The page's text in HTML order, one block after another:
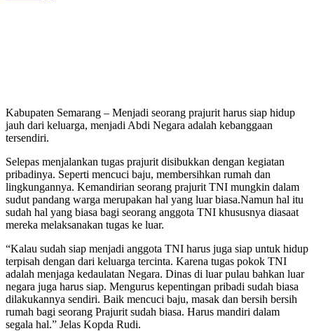
Kabupaten Semarang – Menjadi seorang prajurit harus siap hidup
jauh dari keluarga, menjadi Abdi Negara adalah kebanggaan
tersendiri.
Selepas menjalankan tugas prajurit disibukkan dengan kegiatan
pribadinya. Seperti mencuci baju, membersihkan rumah dan
lingkungannya. Kemandirian seorang prajurit TNI mungkin dalam
sudut pandang warga merupakan hal yang luar biasa.Namun hal itu
sudah hal yang biasa bagi seorang anggota TNI khususnya diasaat
mereka melaksanakan tugas ke luar.
“Kalau sudah siap menjadi anggota TNI harus juga siap untuk hidup
terpisah dengan dari keluarga tercinta. Karena tugas pokok TNI
adalah menjaga kedaulatan Negara. Dinas di luar pulau bahkan luar
negara juga harus siap. Mengurus kepentingan pribadi sudah biasa
dilakukannya sendiri. Baik mencuci baju, masak dan bersih bersih
rumah bagi seorang Prajurit sudah biasa. Harus mandiri dalam
segala hal.” Jelas Kopda Rudi.